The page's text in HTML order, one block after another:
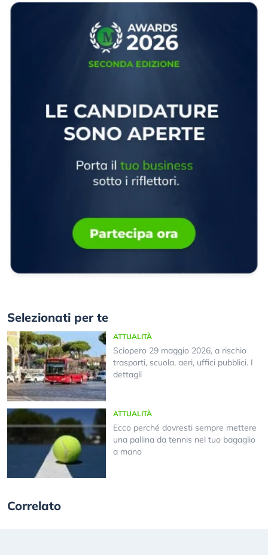
Selezionati per te
ATTUALITÀ
Sciopero 29 maggio 2026, a rischio
trasporti, scuola, aeri, uffici pubblici. I
dettagli
ATTUALITÀ
Ecco perché dovresti sempre mettere
una pallina da tennis nel tuo bagaglio
a mano
Correlato